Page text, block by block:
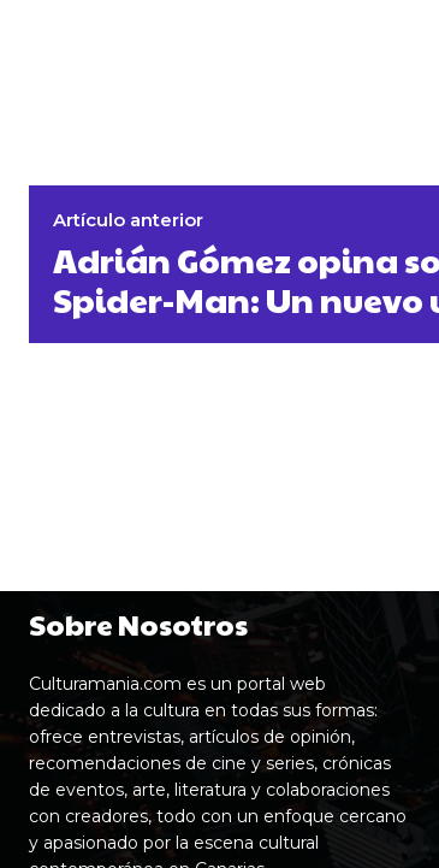
Artículo anterior
Adrián Gómez opina
Spider-Man: Un nuevo
Sobre Nosotros
Culturamania.com es un portal web
dedicado a la cultura en todas sus formas:
ofrece entrevistas, artículos de opinión,
recomendaciones de cine y series, crónicas
de eventos, arte, literatura y colaboraciones
con creadores, todo con un enfoque cercano
y apasionado por la escena cultural